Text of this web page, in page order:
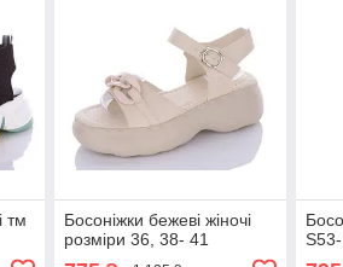
тм
Босоніжки бежеві жіночі
розміри 36, 38- 41